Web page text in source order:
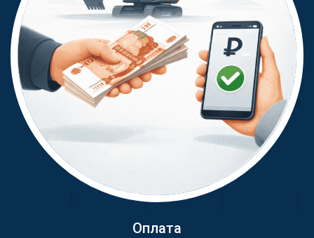
Оплата